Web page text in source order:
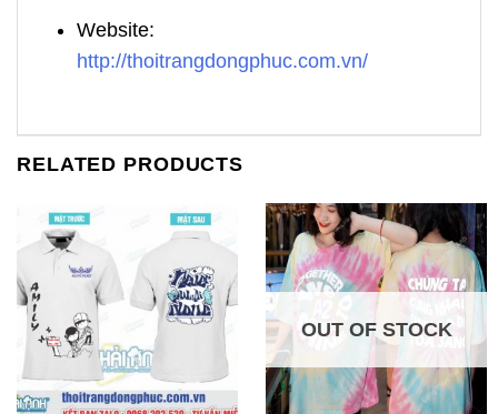
Website:
http://thoitrangdongphuc.com.vn/
RELATED PRODUCTS
OUT OF STOCK